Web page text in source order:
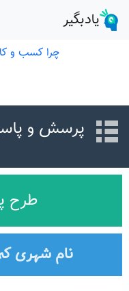
پرسش و
طرح
نام شهری که 6 حرف